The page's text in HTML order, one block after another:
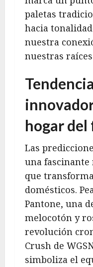
paletas
hacia
nuestra
nuestras
hogar
Las
una fascinante
que
domésticos.
Pantone, una
melocotón y
revolución
Crush de
simboliza el